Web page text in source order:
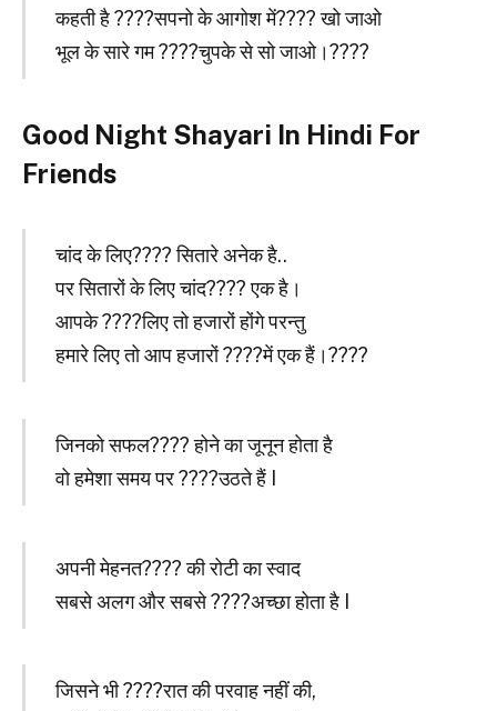
कहती है ????सपनो के आगोश में???? खो जाओ
भूल के सारे गम ????चुपके से सो जाओ।????
Good Night Shayari In Hindi For
Friends
चांद के लिए???? सितारे अनेक है..
पर सितारों के लिए चांद???? एक है।
आपके ????लिए तो हजारों होंगे परन्तु
हमारे लिए तो आप हजारों ????में एक हैं।????
जिनको सफल???? होने का जूनून होता है
वो हमेशा समय पर ????उठते हैं I
अपनी मेहनत???? की रोटी का स्वाद
सबसे अलग और सबसे ????अच्छा होता है I
जिसने भी ????रात की परवाह नहीं की,